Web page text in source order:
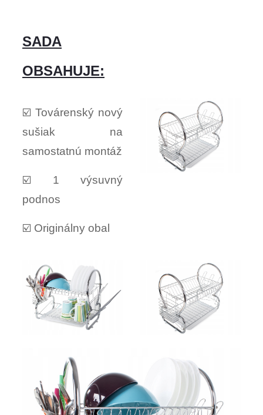
SADA
OBSAHUJE:
☑️ Továrenský nový
sušiak na
samostatnú montáž
☑️ 1 výsuvný
podnos
☑️ Originálny obal